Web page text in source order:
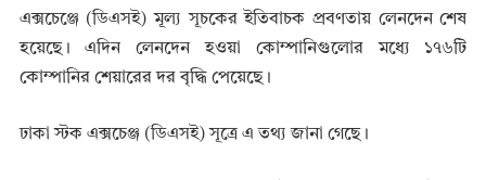
এক্সচেঞ্জে (ডিএসই) মূল্য সূচকের ইতিবাচক প্রবণতায় লেনদেন শেষ
হয়েছে। এদিন লেনদেন হওয়া কোম্পানিগুলোর মধ্যে ১৭৬টি
কোম্পানির শেয়ারের দর বৃদ্ধি পেয়েছে।
ঢাকা স্টক এক্সচেঞ্জ (ডিএসই) সূত্রে এ তথ্য জানা গেছে।